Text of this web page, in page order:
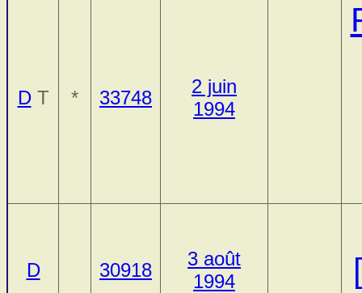
DT * 33748
2 juin
1994
D 30918
3 août
1994